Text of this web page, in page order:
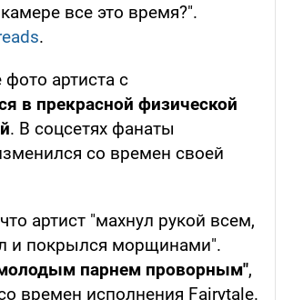
все это время?".
.
артиста с
в прекрасной физической
. В соцсетях фанаты
со времен своей
артист "махнул рукой всем,
и покрылся морщинами".
парнем проворным",
времен исполнения Fairytale.